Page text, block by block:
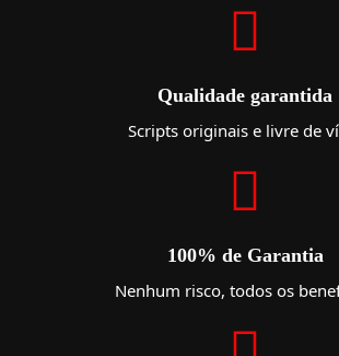
Qualidade garantida
Scripts originais e livre de
100% de Garantia
Nenhum risco, todos os